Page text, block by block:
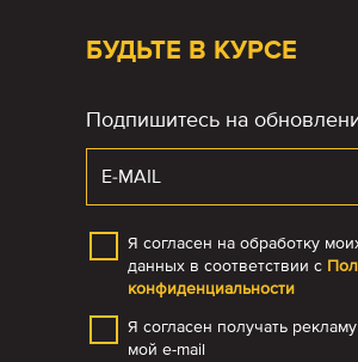
БУДЬТЕ В КУРСЕ
Подпишитесь на
Я согласен на обработку
данных в соответствии с
конфиденциальности
Я согласен получать
мой e-mail